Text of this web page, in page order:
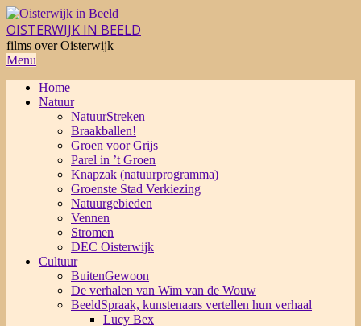
Skip
to
content
OISTERWIJK IN BEELD
films over Oisterwijk
Primary
Menu
Menu
Home
Natuur
NatuurStreken
Braakballen!
Groen voor Grijs
Parel in ’t Groen
Knapzak (natuurprogramma)
Groenste Stad Verkiezing
Natuurgebieden
Vennen
Stromen
DEC Oisterwijk
Cultuur
BuitenGewoon
De verhalen van Wim van de Wouw
BeeldSpraak, kunstenaars vertellen hun verhaal
Lucy Bex